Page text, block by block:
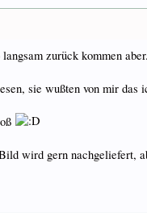
zurück kommen
sie wußten von mir
wird gern nachgeliefert,